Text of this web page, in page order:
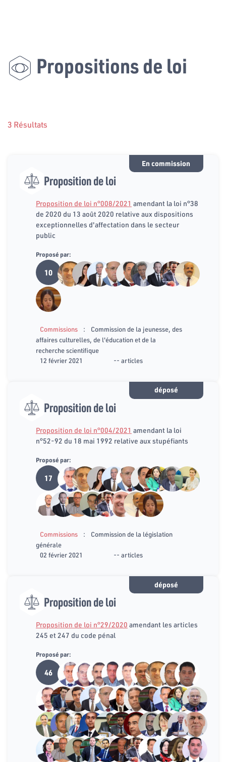
Propositions de loi
3 Résultats
En commission
Proposition de loi
Proposition de loi n°008/2021 amendant la loi n°38
de 2020 du 13 août 2020 relative aux dispositions
exceptionnelles d'affectation dans le secteur
public
Proposé par:
10
Commissions :
Commission de la jeunesse, des
affaires culturelles, de l'éducation et de la
recherche scientifique
12 février 2021
-- articles
déposé
Proposition de loi
Proposition de loi n°004/2021 amendant la loi
n°52-92 du 18 mai 1992 relative aux stupéfiants
Proposé par:
17
Commissions :
Commission de la législation
générale
02 février 2021
-- articles
déposé
Proposition de loi
Proposition de loi n°29/2020 amendant les articles
245 et 247 du code pénal
Proposé par:
46